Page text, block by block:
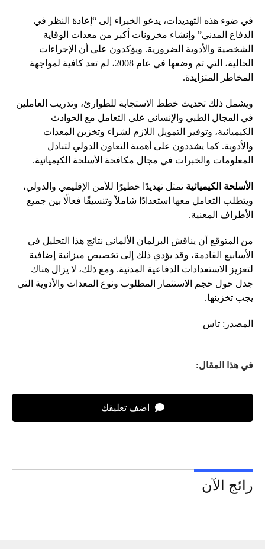
في ضوء هذه التهديدات، يدعو الخبراء إلى “إعادة النظر في
الدفاع المدني” وإنشاء مخزونات أكبر من معدات الوقاية
الشخصية والأدوية الضرورية. ويؤكدون على أن الإجراءات
الحالية، التي تم وضعها في عام 2008، لم تعد كافية لمواجهة
المخاطر المتزايدة.
ويشمل ذلك تحديث خطط الاستجابة للطوارئ، وتدريب العاملين
في المجال الطبي والإنساني على التعامل مع الحوادث
الكيميائية، وتوفير التمويل اللازم لشراء وتخزين المعدات
والأدوية. كما يشددون على أهمية التعاون الدولي لتبادل
المعلومات والخبرات في مجال مكافحة الأسلحة الكيميائية.
الأسلحة الكيميائية تمثل تهديدًا خطيرًا للأمن الإقليمي والدولي،
ويتطلب التعامل معها استعدادًا شاملاً وتنسيقًا فعالًا بين جميع
الأطراف المعنية.
من المتوقع أن يناقش البرلمان الألماني نتائج هذا التحليل في
الأسابيع القادمة، وقد يؤدي ذلك إلى تخصيص ميزانية إضافية
لتعزيز الاستعدادات الدفاعية المدنية. ومع ذلك، لا يزال هناك
جدل حول حجم الاستثمار المطلوب ونوع المعدات والأدوية التي
يجب تخزينها.
المصدر: تاس
في هذا المقال:
اضف تعليقك
رائج الآن